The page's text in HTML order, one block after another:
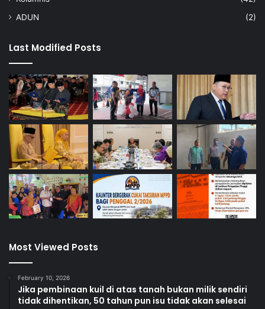
ADUN
(2)
Last Modified Posts
Most Viewed Posts
February 10, 2026
Jika pembinaan kuil di atas tanah bukan milik sendiri
tidak dihentikan, 50 tahun pun isu tidak akan selesai